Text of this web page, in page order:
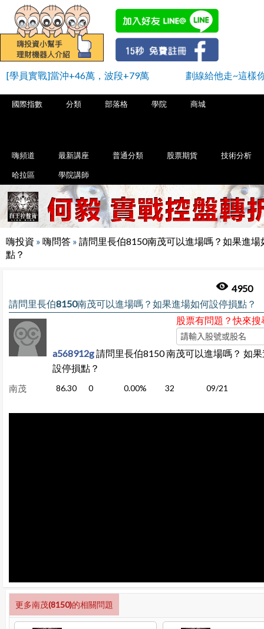
[學員實戰]當沖+46萬，波段+79萬 劃線給他走~這樣
國際指數 分類 部落格 學院 商城
嗨頻道 最新講座 普通分類 股票期貨 技術分析
哈拉區 學院講師
嗨投資 » 嗨問答 » 請問里長伯8150南茂可以進場嗎？如果進場
點？
4950
請問里長伯8150南茂可以進場嗎？如果進場如何設停損點？
股票有問題？快來搜
a568912g請問里長伯8150 南茂可以進場嗎？ 如
設停損點？
南茂 86.30 0 0.00% 32 09/21
更多南茂(8150)的相關問題